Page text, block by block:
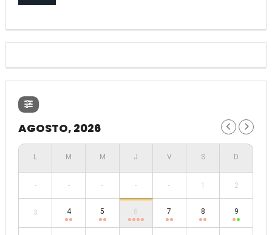
AGOSTO, 2026
- - - - - 1 2
3 4 5 6 7 8 9